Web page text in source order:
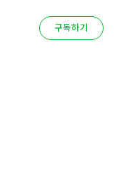
구독하기